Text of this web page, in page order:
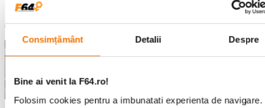
Consimțământ Detalii Despre
Bine ai venit la F64.ro!
Folosim cookies pentru a imbunatati experienta de navigare.
16/02/2022
Achizitie verificata